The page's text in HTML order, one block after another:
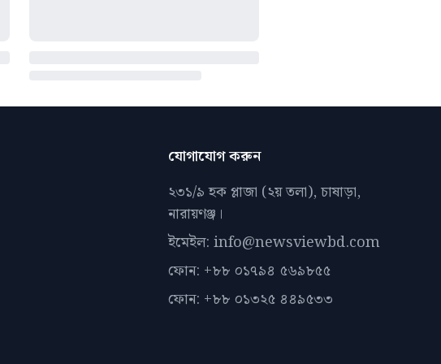
যোগাযোগ করুন
২৩১/৯ হক প্লাজা (২য় তলা), চাষাড়া,
নারায়ণঞ্জ।
ইমেইল: info@newsviewbd.com
ফোন: +৮৮ ০১৭৯৪ ৫৬৯৮৫৫
ফোন: +৮৮ ০১৩২৫ ৪৪৯৫৩৩